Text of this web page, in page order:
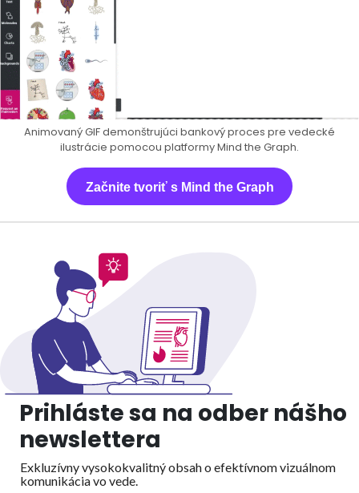
Animovaný GIF demonštrujúci bankový proces pre vedecké
ilustrácie pomocou platformy Mind the Graph.
Začnite tvoriť s Mind the Graph
Prihláste sa na odber nášho
newslettera
Exkluzívny vysokokvalitný obsah o efektívnom vizuálnom
komunikácia vo vede.